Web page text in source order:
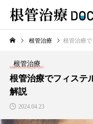
TOP 根管治療
新着記事
根管治療
根管治療 根管治療で
根管治療
根管治療でフィステ
解説
2024.04.23